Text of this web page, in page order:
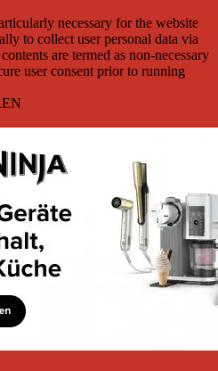
necessary for the website
to collect user personal data via
are termed as non-necessary
user consent prior to running